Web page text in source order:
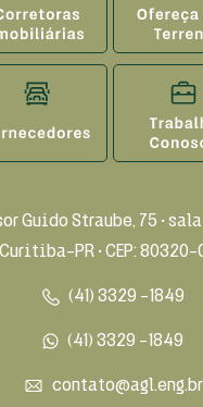
Guido Straube, 75 • sala
Curitiba-PR • CEP: 80320-
(41) 3329 -1849
(41) 3329 -1849
contato@agl.eng.br